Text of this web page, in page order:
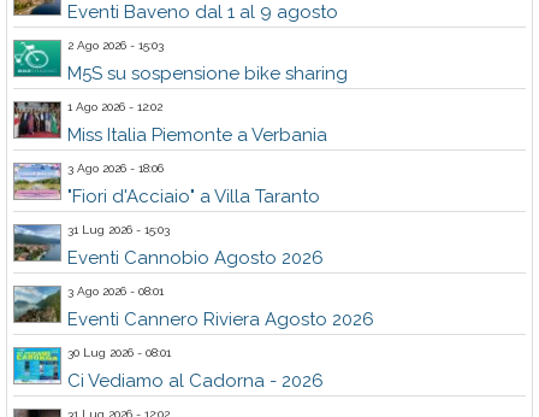
Eventi Baveno dal 1 al 9 agosto
2 Ago 2026 - 15:03
M5S su sospensione bike sharing
1 Ago 2026 - 12:02
Miss Italia Piemonte a Verbania
3 Ago 2026 - 18:06
"Fiori d'Acciaio" a Villa Taranto
31 Lug 2026 - 15:03
Eventi Cannobio Agosto 2026
3 Ago 2026 - 08:01
Eventi Cannero Riviera Agosto 2026
30 Lug 2026 - 08:01
Ci Vediamo al Cadorna - 2026